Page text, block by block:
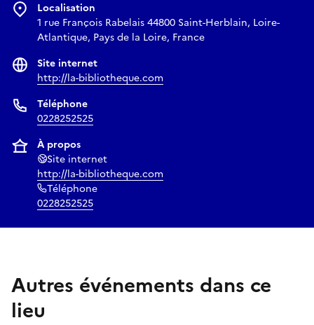
Localisation
1 rue François Rabelais 44800 Saint-Herblain, Loire-
Atlantique, Pays de la Loire, France
Site internet
http://la-bibliotheque.com
Téléphone
0228252525
À propos
Site internet
http://la-bibliotheque.com
Téléphone
0228252525
Autres événements dans ce
lieu